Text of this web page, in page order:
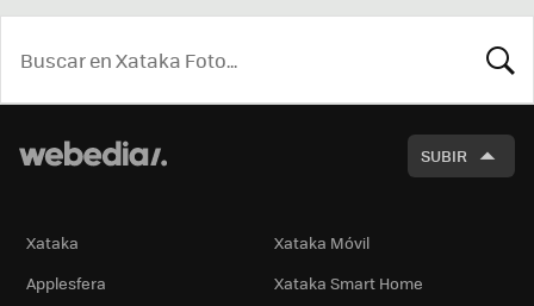
SUBIR
Xataka
Xataka Móvil
Applesfera
Xataka Smart Home